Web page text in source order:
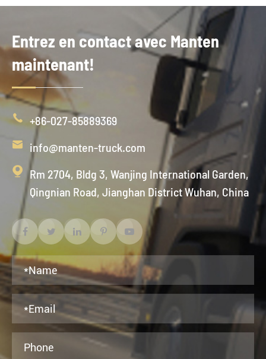
Entrez en contact avec Manten
maintenant!
 +86-027-85889369
 info@manten-truck.com

Rm 2704, Bldg 3, Wanjing International Garden,
Qingnian Road, Jianghan District Wuhan, China